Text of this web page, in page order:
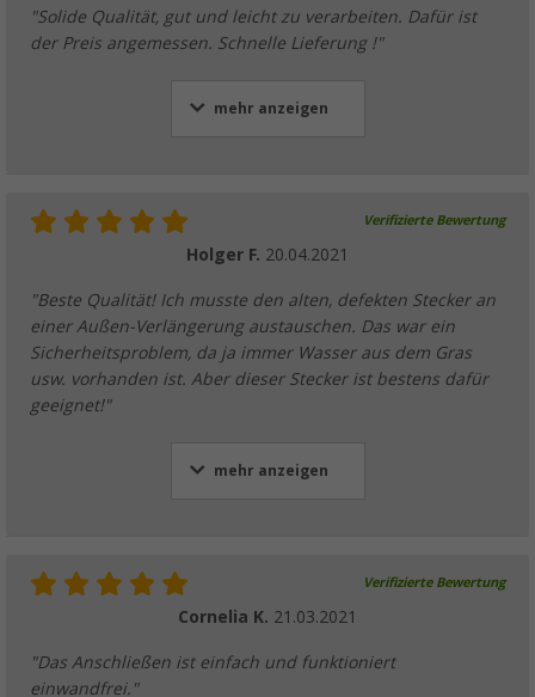
"Solide Qualität, gut und leicht zu verarbeiten. Dafür ist
der Preis angemessen. Schnelle Lieferung !"
mehr anzeigen
Verifizierte Bewertung
Holger F. 20.04.2021
"Beste Qualität! Ich musste den alten, defekten Stecker an
einer Außen-Verlängerung austauschen. Das war ein
Sicherheitsproblem, da ja immer Wasser aus dem Gras
usw. vorhanden ist. Aber dieser Stecker ist bestens dafür
geeignet!"
mehr anzeigen
Verifizierte Bewertung
Cornelia K. 21.03.2021
"Das Anschließen ist einfach und funktioniert
einwandfrei."